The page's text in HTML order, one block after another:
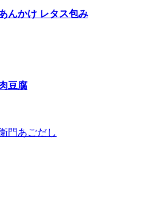
んかけ レタス包み
豆腐
門あごだし